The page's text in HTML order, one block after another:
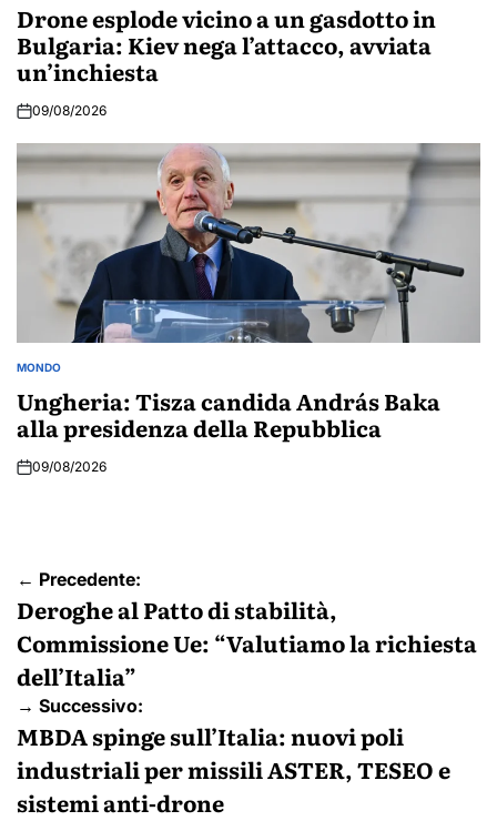
Drone esplode vicino a un gasdotto in
Bulgaria: Kiev nega l’attacco, avviata
un’inchiesta
09/08/2026
POSTED
MONDO
Ungheria: Tisza candida András Baka
alla presidenza della Repubblica
09/08/2026
Navigazione
articoli
← Precedente:
Deroghe al Patto di stabilità,
Commissione Ue: “Valutiamo la richiesta
dell’Italia”
→ Successivo:
MBDA spinge sull’Italia: nuovi poli
industriali per missili ASTER, TESEO e
sistemi anti-drone